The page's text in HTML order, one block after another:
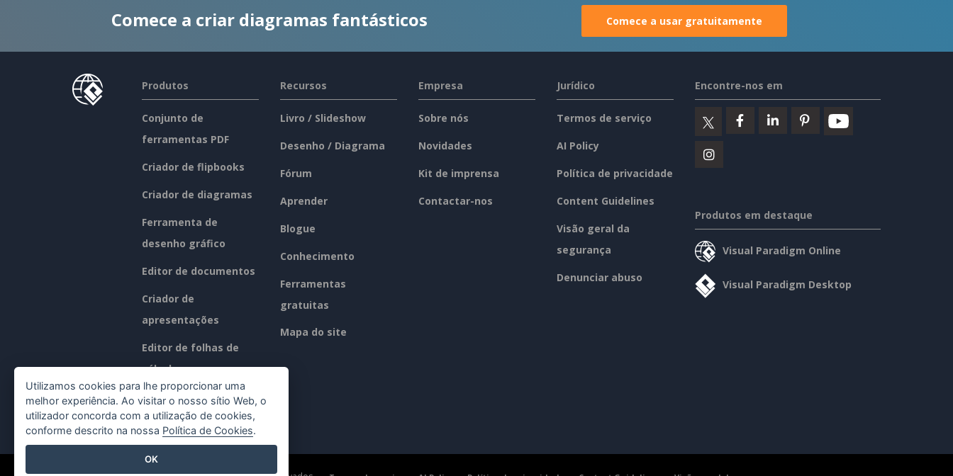
Comece a criar diagramas fantásticos Comece a usar gratuitamente
Produtos
Conjunto de
ferramentas PDF
Criador de flipbooks
Criador de diagramas
Ferramenta de
desenho gráfico
Editor de documentos
Criador de
apresentações
Editor de folhas de
cálculo
Preços
Recursos
Livro / Slideshow
Desenho / Diagrama
Fórum
Aprender
Blogue
Conhecimento
Ferramentas
gratuitas
Mapa do site
Empresa
Sobre nós
Novidades
Kit de imprensa
Contactar-nos
Jurídico
Termos de serviço
AI Policy
Política de privacidade
Content Guidelines
Visão geral da
segurança
Denunciar abuso
Encontre-nos em
Produtos em destaque
Visual Paradigm Online
Visual Paradigm Desktop
Utilizamos cookies para lhe proporcionar uma
melhor experiência. Ao visitar o nosso sítio Web, o
utilizador concorda com a utilização de cookies,
conforme descrito na nossa Política de Cookies.
OK